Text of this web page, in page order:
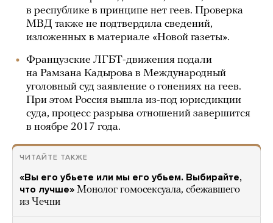
в республике в принципе нет геев. Проверка
МВД также не подтвердила сведений,
изложенных в материале «Новой газеты».
Французские ЛГБТ-движения подали
на Рамзана Кадырова в Международный
уголовный суд заявление о гонениях на геев.
При этом Россия вышла из-под юрисдикции
суда, процесс разрыва отношений завершится
в ноябре 2017 года.
ЧИТАЙТЕ ТАКЖЕ
«Вы его убьете или мы его убьем. Выбирайте,
что лучше» Монолог гомосексуала, сбежавшего
из Чечни